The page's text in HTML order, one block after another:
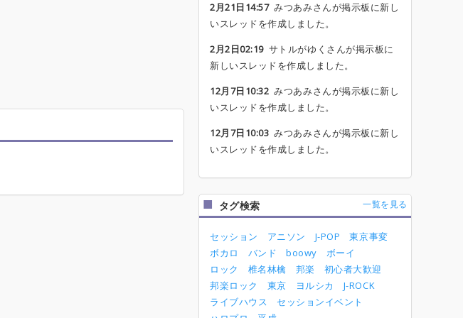
2月21日14:57みつあみさんが掲示板に新し
いスレッドを作成しました。
2月2日02:19サトルがゆくさんが掲示板に
新しいスレッドを作成しました。
12月7日10:32 みつあみさんが掲示板に新し
いスレッドを作成しました。
12月7日10:03 みつあみさんが掲示板に新し
いスレッドを作成しました。
タグ検索 一覧を見る
セッション アニソン J-POP
東京事変
ボカロ
バンド boowy
ボーイ
ロック
椎名林檎 邦楽
初心者大歓迎
邦楽ロック
東京 ヨルシカ
J-ROCK
ライブハウス
セッションイベント